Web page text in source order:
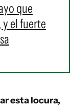
que
y el fuerte
esta locura,